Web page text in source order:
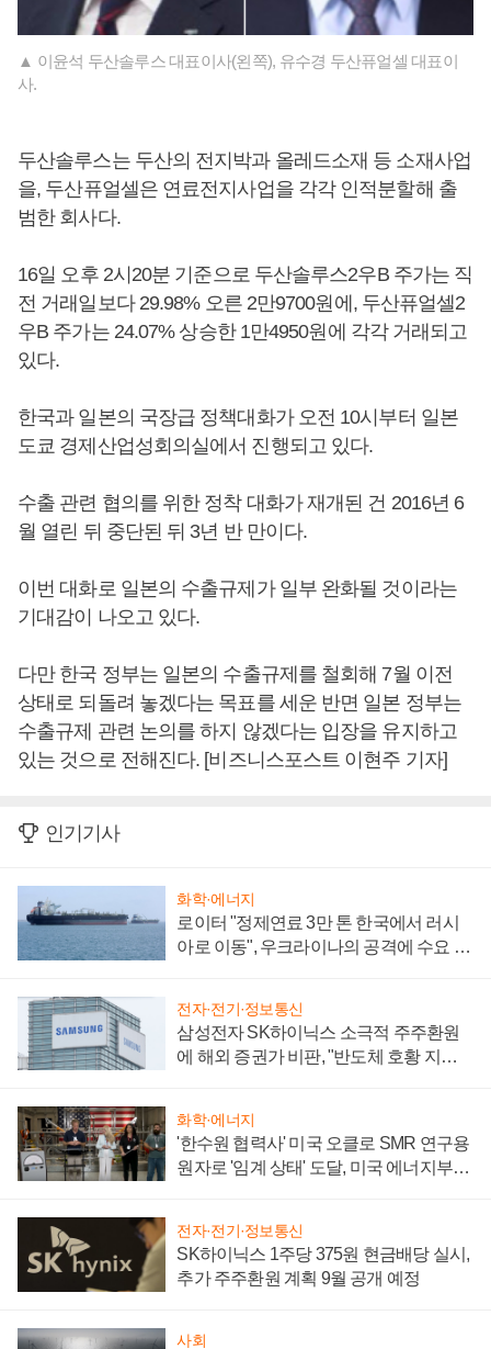
▲ 이윤석 두산솔루스 대표이사(왼쪽), 유수경 두산퓨얼셀 대표이
사.
두산솔루스는 두산의 전지박과 올레드소재 등 소재사업
을, 두산퓨얼셀은 연료전지사업을 각각 인적분할해 출
범한 회사다.
16일 오후 2시20분 기준으로 두산솔루스2우B 주가는 직
전 거래일보다 29.98% 오른 2만9700원에, 두산퓨얼셀2
우B 주가는 24.07% 상승한 1만4950원에 각각 거래되고
있다.
한국과 일본의 국장급 정책대화가 오전 10시부터 일본
도쿄 경제산업성회의실에서 진행되고 있다.
수출 관련 협의를 위한 정착 대화가 재개된 건 2016년 6
월 열린 뒤 중단된 뒤 3년 반 만이다.
이번 대화로 일본의 수출규제가 일부 완화될 것이라는
기대감이 나오고 있다.
다만 한국 정부는 일본의 수출규제를 철회해 7월 이전
상태로 되돌려 놓겠다는 목표를 세운 반면 일본 정부는
수출규제 관련 논의를 하지 않겠다는 입장을 유지하고
있는 것으로 전해진다. [비즈니스포스트 이현주 기자]
인기기사
화학·에너지
로이터 "정제연료 3만 톤 한국에서 러시
아로 이동", 우크라이나의 공격에 수요 늘
전자·전기·정보통신
삼성전자 SK하이닉스 소극적 주주환원
에 해외 증권가 비판, "반도체 호황 지속
화학·에너지
'한수원 협력사' 미국 오클로 SMR 연구용
원자로 '임계 상태' 도달, 미국 에너지부
전자·전기·정보통신
SK하이닉스 1주당 375원 현금배당 실시,
추가 주주환원 계획 9월 공개 예정
사회